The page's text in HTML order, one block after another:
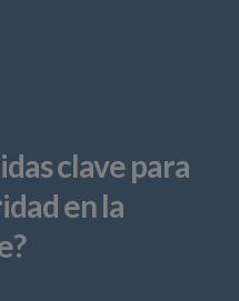
clave para
en la